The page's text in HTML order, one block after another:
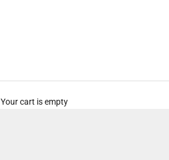
Your cart is empty